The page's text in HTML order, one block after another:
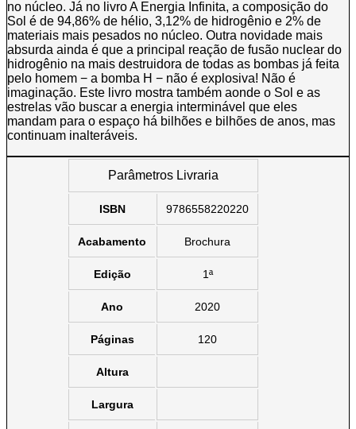
no núcleo. Já no livro A Energia Infinita, a composição do
Sol é de 94,86% de hélio, 3,12% de hidrogênio e 2% de
materiais mais pesados no núcleo. Outra novidade mais
absurda ainda é que a principal reação de fusão nuclear do
hidrogênio na mais destruidora de todas as bombas já feita
pelo homem − a bomba H − não é explosiva! Não é
imaginação. Este livro mostra também aonde o Sol e as
estrelas vão buscar a energia interminável que eles
mandam para o espaço há bilhões e bilhões de anos, mas
continuam inalteráveis.
Parâmetros Livraria
ISBN 9786558220220
Acabamento Brochura
Edição 1ª
Ano 2020
Páginas 120
Altura
Largura